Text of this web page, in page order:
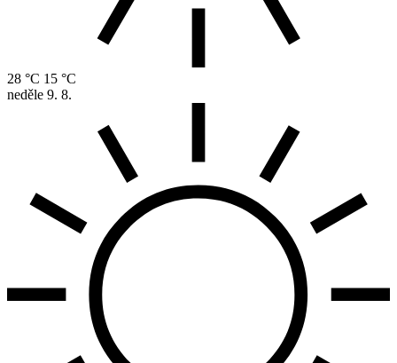
28 °C 15 °C
neděle 9. 8.